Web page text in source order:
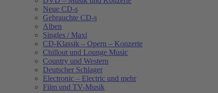
Neue CD-s
Gebrauchte CD-s
Alben
Singles / Maxi
CD-Klassik – Opern – Konzerte
Chillout und Lounge Music
Country und Western
Deutscher Schlager
Electronic – Electric und mehr
Film und TV-Musik